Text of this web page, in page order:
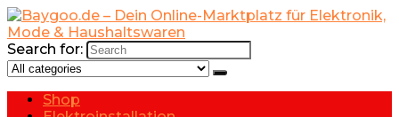
Search for:
Shop